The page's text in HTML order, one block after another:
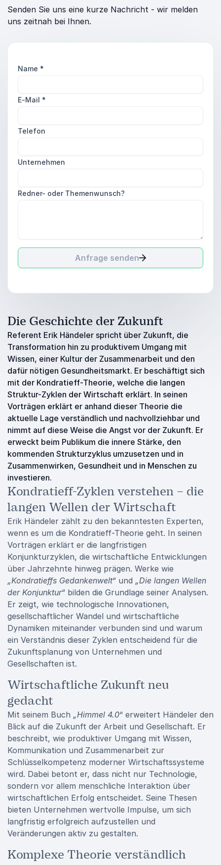
Senden Sie uns eine kurze Nachricht - wir melden
uns zeitnah bei Ihnen.
Name *
E-Mail *
Telefon
Unternehmen
Redner- oder Themenwunsch?
Anfrage senden
Die Geschichte der Zukunft
Referent Erik Händeler spricht über Zukunft, die
Transformation hin zu produktivem Umgang mit
Wissen, einer Kultur der Zusammenarbeit und den
dafür nötigen Gesundheitsmarkt. Er beschäftigt sich
mit der Kondratieff-Theorie, welche die langen
Struktur-Zyklen der Wirtschaft erklärt. In seinen
Vorträgen erklärt er anhand dieser Theorie die
aktuelle Lage verständlich und nachvollziehbar und
nimmt auf diese Weise die Angst vor der Zukunft. Er
erweckt beim Publikum die innere Stärke, den
kommenden Strukturzyklus umzusetzen und in
Zusammenwirken, Gesundheit und in Menschen zu
investieren.
Kondratieff-Zyklen verstehen – die
langen Wellen der Wirtschaft
Erik Händeler zählt zu den bekanntesten Experten,
wenn es um die Kondratieff-Theorie geht. In seinen
Vorträgen erklärt er die langfristigen
Konjunkturzyklen, die wirtschaftliche Entwicklungen
über Jahrzehnte hinweg prägen. Werke wie
„Kondratieffs Gedankenwelt“ und „Die langen Wellen
der Konjunktur“ bilden die Grundlage seiner Analysen.
Er zeigt, wie technologische Innovationen,
gesellschaftlicher Wandel und wirtschaftliche
Dynamiken miteinander verbunden sind und warum
ein Verständnis dieser Zyklen entscheidend für die
Zukunftsplanung von Unternehmen und
Gesellschaften ist.
Wirtschaftliche Zukunft neu
gedacht
Mit seinem Buch „Himmel 4.0“ erweitert Händeler den
Blick auf die Zukunft der Arbeit und Gesellschaft. Er
beschreibt, wie produktiver Umgang mit Wissen,
Kommunikation und Zusammenarbeit zur
Schlüsselkompetenz moderner Wirtschaftssysteme
wird. Dabei betont er, dass nicht nur Technologie,
sondern vor allem menschliche Interaktion über
wirtschaftlichen Erfolg entscheidet. Seine Thesen
bieten Unternehmen wertvolle Impulse, um sich
langfristig erfolgreich aufzustellen und
Veränderungen aktiv zu gestalten.
Komplexe Theorie verständlich